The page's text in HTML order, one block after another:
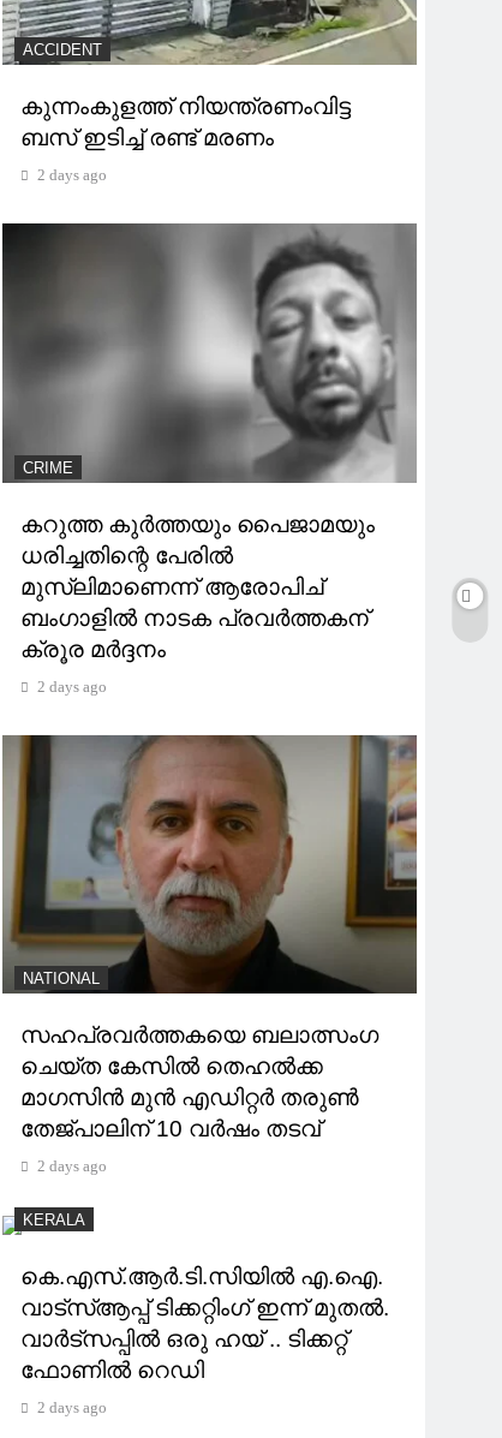
ACCIDENT
കുന്നംകുളത്ത് നിയന്ത്രണംവിട്ട
ബസ് ഇടിച്ച് രണ്ട് മരണം
2 days ago
CRIME
കറുത്ത കുർത്തയും പൈജാമയും
ധരിച്ചതിന്റെ പേരിൽ
മുസ്‌ലിമാണെന്ന് ആരോപിച്
ബംഗാളിൽ നാടക പ്രവർത്തകന്
ക്രൂര മർദ്ദനം
2 days ago
NATIONAL
സഹപ്രവർത്തകയെ ബലാത്സംഗ
ചെയ്ത കേസിൽ തെഹൽക്ക
മാഗസിൻ മുൻ എഡിറ്റർ തരുൺ
തേജ്പാലിന് 10 വർഷം തടവ്
2 days ago
KERALA
കെ.എസ്.ആര്‍.ടി.സിയില്‍ എ.ഐ.
വാട്സ്ആപ്പ് ടിക്കറ്റിംഗ് ഇന്ന് മുതല്‍.
വാർട്സപ്പിൽ ഒരു ഹയ് .. ടിക്കറ്റ്
ഫോണിൽ റെഡി
2 days ago